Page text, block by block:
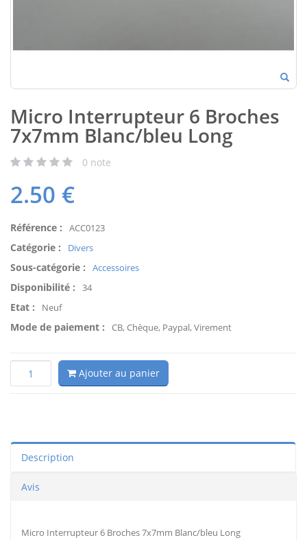
Micro Interrupteur 6 Broches
7x7mm Blanc/bleu Long
0 note
2.50 €
Référence : ACC0123
Catégorie : Divers
Sous-catégorie : Accessoires
Disponibilité : 34
Etat : Neuf
Mode de paiement : CB, Chèque, Paypal, Virement
Ajouter au panier
Description
Avis
Micro Interrupteur 6 Broches 7x7mm Blanc/bleu Long